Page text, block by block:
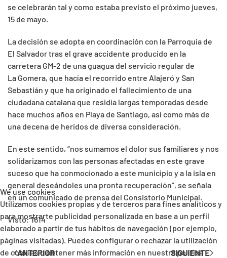
se celebrarán tal y como estaba previsto el próximo jueves,
15 de mayo.
La decisión se adopta en coordinación con la Parroquia de
El Salvador tras el grave accidente producido en la
carretera GM-2 de una guagua del servicio regular de
La Gomera, que hacía el recorrido entre Alajeró y San
Sebastián y que ha originado el fallecimiento de una
ciudadana catalana que residía largas temporadas desde
hace muchos años en Playa de Santiago, así como más de
una decena de heridos de diversa consideración.
En este sentido, “nos sumamos el dolor sus familiares y nos
solidarizamos con las personas afectadas en este grave
suceso que ha conmocionado a este municipio y a la isla en
general deseándoles una pronta recuperación”, se señala
en un comunicado de prensa del Consistorio Municipal.
Visto: 1614
ANTERIOR SIGUIENTE
We use cookies
Utilizamos cookies propias y de terceros para fines analíticos y
para mostrarte publicidad personalizada en base a un perfil
elaborado a partir de tus hábitos de navegación (por ejemplo,
páginas visitadas). Puedes configurar o rechazar la utilización
de cookies u obtener más información en nuestra política